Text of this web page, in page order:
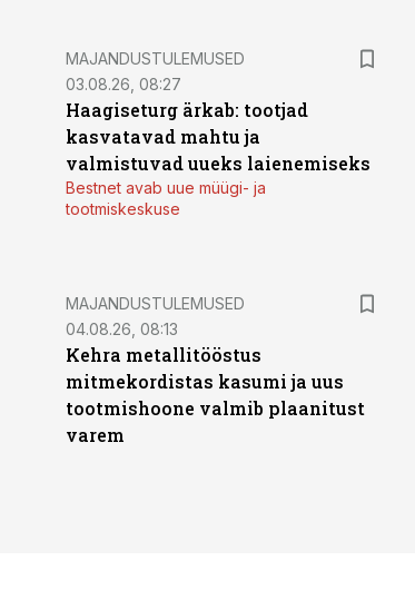
MAJANDUSTULEMUSED
03.08.26, 08:27
Haagiseturg ärkab: tootjad
kasvatavad mahtu ja
valmistuvad uueks laienemiseks
Bestnet avab uue müügi- ja
tootmiskeskuse
MAJANDUSTULEMUSED
04.08.26, 08:13
Kehra metallitööstus
mitmekordistas kasumi ja uus
tootmishoone valmib plaanitust
varem